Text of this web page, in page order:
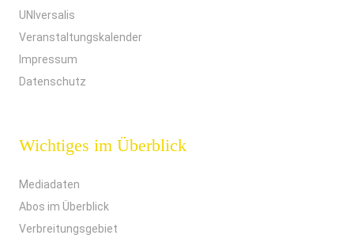
UNIversalis
Veranstaltungskalender
Impressum
Datenschutz
Wichtiges im Überblick
Mediadaten
Abos im Überblick
Verbreitungsgebiet